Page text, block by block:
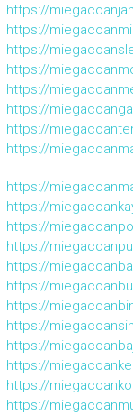
https://
https://
https://
https://
https://
https://
https://
https://
https://
https://
https://
https://
https://
https://
https://
https://
https://
https://
https://
https://